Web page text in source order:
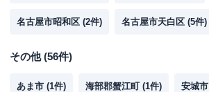
名古屋市昭和区 (2件) 名古屋市天白区 (5件)
その他(56件)
あま市 (1件) 海部郡蟹江町 (1件) 安城市